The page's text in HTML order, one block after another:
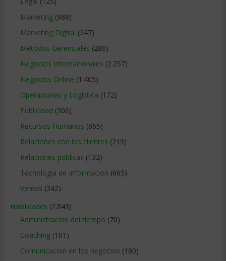
Marketing(988)
Marketing Digital (247)
Métodos Gerenciales (280)
Negocios Internacionales (2.257)
Negocios Online (1.405)
Operaciones y Logística (172)
Publicidad (306)
Recursos Humanos (865)
Relaciones con los clientes (219)
Relaciones publicas (132)
Tecnologia de Informacion (665)
Ventas (242)
Habilidades (2.843)
Administracion del tiempo (70)
Coaching(101)
Comunicacion en los negocios (180)